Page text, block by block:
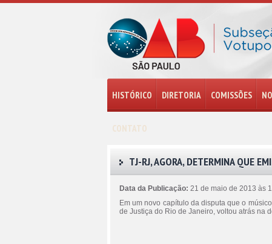
HISTÓRICO DIRETORIA COMISSÕES
CONTATO
TJ-RJ, AGORA, DETERMINA QUE
Data da Publicação: 21 de maio de 2013 às
Em um novo capítulo da disputa que o
de Justiça do Rio de Janeiro, voltou atrás na